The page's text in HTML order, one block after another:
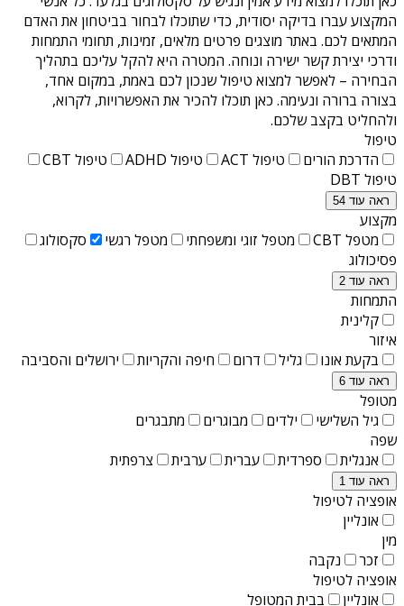
המקצוע עברו בדיקה יסודית, כדי שתוכלו לבחור בביטחון את האדם
המתאים לכם. באתר מוצגים פרטים מלאים, זמינות, תחומי התמחות
ודרכי יצירת קשר ישירה ונוחה. המטרה היא להקל עליכם בתהליך
הבחירה – לאפשר למצוא טיפול שנכון לכם באמת, במקום אחד,
בצורה ברורה ונעימה. כאן תוכלו להכיר את האפשרויות, לקרוא,
ולהחליט בקצב שלכם.
טיפול
הדרכת הורים
טיפול ACT טיפול ADHD
טיפול CBT
טיפול DBT
ראה עוד 54
מקצוע
מטפל CBT
מטפל זוגי ומשפחתי מטפל רגשי
סקסולוג
פסיכולוג
ראה עוד 2
התמחות
קלינית
איזור
בקעת אונו
גליל דרום חיפה והקריות ירושלים והסביבה
ראה עוד 6
מטופל
גיל השלישי
ילדים מבוגרים
מתבגרים
שפה
אנגלית
ספרדית עברית ערבית צרפתית
ראה עוד 1
אופציה לטיפול
אונליין
מין
זכר
נקבה
אופציה לטיפול
אונליין
בבית המטופל